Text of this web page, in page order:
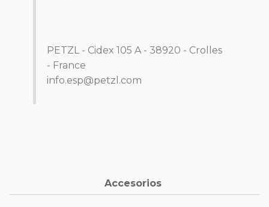
PETZL - Cidex 105 A - 38920 - Crolles
- France
info.esp@petzl.com
Accesorios